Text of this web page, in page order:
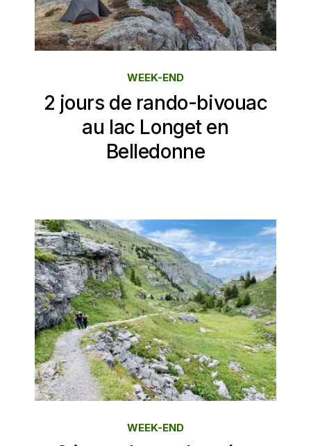
2 jours de rando-bivouac
au lac Longet en
Belledonne
WEEK-END
WEEK-END